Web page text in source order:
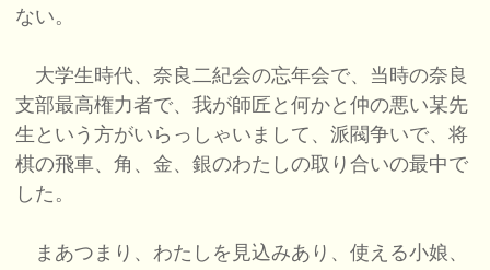
ない。
大学生時代、奈良二紀会の忘年会で、当時の奈良
支部最高権力者で、我が師匠と何かと仲の悪い某先
生という方がいらっしゃいまして、派閥争いで、将
棋の飛車、角、金、銀のわたしの取り合いの最中で
した。
まあつまり、わたしを見込みあり、使える小娘、